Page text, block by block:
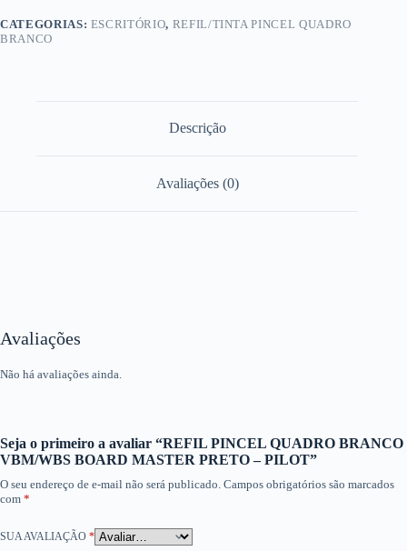
CATEGORIAS: ESCRITÓRIO, REFIL/TINTA PINCEL QUADRO
BRANCO
Descrição
Avaliações (0)
Avaliações
Não há avaliações ainda.
Seja o primeiro a avaliar “REFIL PINCEL QUADRO BRANCO
VBM/WBS BOARD MASTER PRETO – PILOT”
O seu endereço de e-mail não será publicado. Campos obrigatórios são marcados
com *
SUA AVALIAÇÃO *